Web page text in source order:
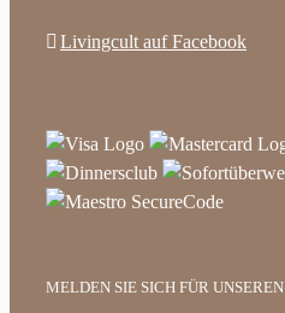
Livingcult auf Facebook
MELDEN SIE SICH FÜR